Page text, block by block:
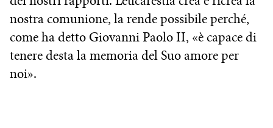
nostra comunione, la rende possibile perché,
come ha detto Giovanni Paolo II, «è capace di
tenere desta la memoria del Suo amore per
noi».